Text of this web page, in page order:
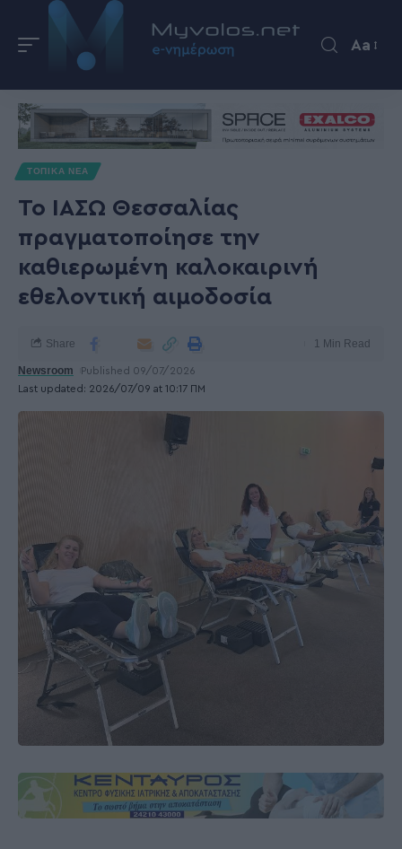
Aa
ΤΟΠΙΚΑ ΝΕΑ
Το ΙΑΣΩ Θεσσαλίας
πραγματοποίησε την
καθιερωμένη καλοκαιρινή
εθελοντική αιμοδοσία
Last updated: 2026/07/09 at 10:17 ΠΜ
Newsroom Published 09/07/2026
Share 1 Min Read